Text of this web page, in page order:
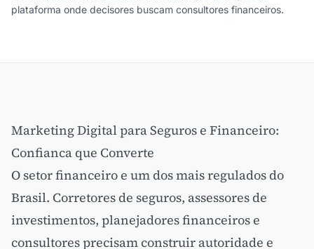
plataforma onde decisores buscam consultores financeiros.
Marketing Digital para Seguros e Financeiro:
Confianca que Converte
O setor financeiro e um dos mais regulados do
Brasil. Corretores de seguros, assessores de
investimentos, planejadores financeiros e
consultores precisam construir autoridade e